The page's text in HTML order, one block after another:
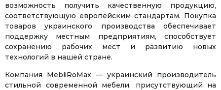
возможность получить качественную продукцию,
соответствующую европейским стандартам. Покупка
товаров украинского производства обеспечивает
поддержку местным предприятиям, способствует
сохранению рабочих мест и развитию новых
технологий в нашей стране.
Компания MebliRoMax — украинский производитель
стильной современной мебели, присутствующий на